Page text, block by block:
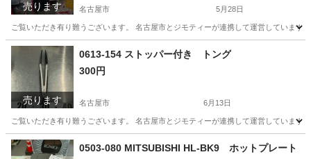
売ります 名古屋市 5月28日
ご覧いただき有り難うございます。 名古屋市とジモティーが連携して運営してい
愛知 名古屋市 服/ファッション
売ります
0613-154 ストッパー付き トング
300円
名古屋市 6月13日
ご覧いただき有り難うございます。 名古屋市とジモティーが連携して運営してい
愛知 名古屋市 0503-080 MITSUBISHI HL-BK9 ホットプレート